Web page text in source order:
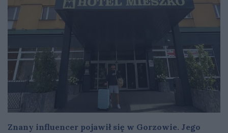
Znany influencer pojawił się w Gorzowie. Jego